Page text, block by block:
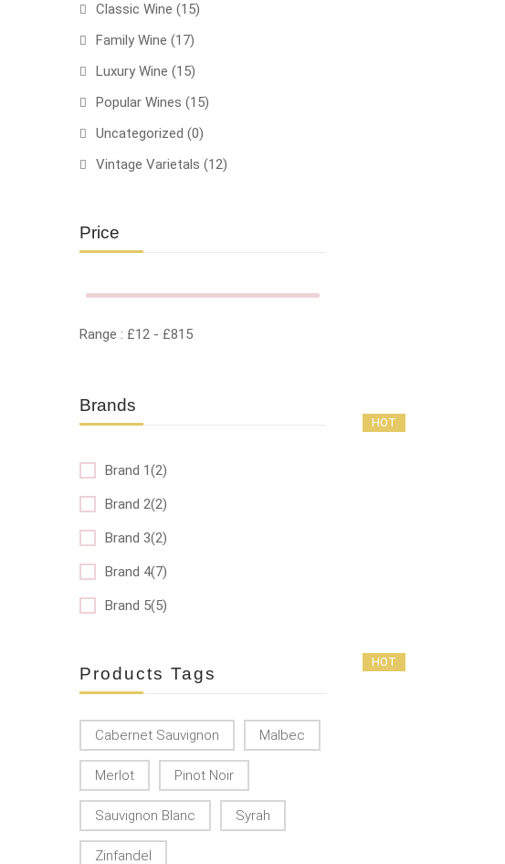
Classic Wine (15)
Family Wine (17)
Luxury Wine (15)
Popular Wines (15)
Uncategorized (0)
Vintage Varietals (12)
Price
Range : £12 - £815
Brands
Brand 1(2)
Brand 2(2)
Brand 3(2)
Brand 4(7)
Brand 5(5)
Products Tags
Cabernet Sauvignon Malbec
Merlot Pinot Noir
Sauvignon Blanc Syrah
Zinfandel
HOT
HOT